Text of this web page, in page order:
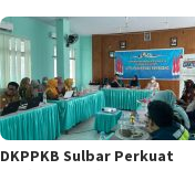
DKPPKB Sulbar Perkuat